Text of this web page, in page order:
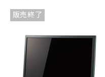
販売終了